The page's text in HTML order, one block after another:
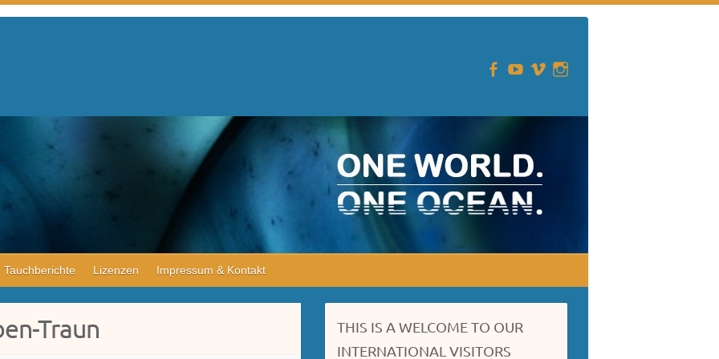
Tauchberichte Lizenzen Impressum & Kontakt
Traun
THIS IS A WELCOME TO OUR
INTERNATIONAL VISITORS